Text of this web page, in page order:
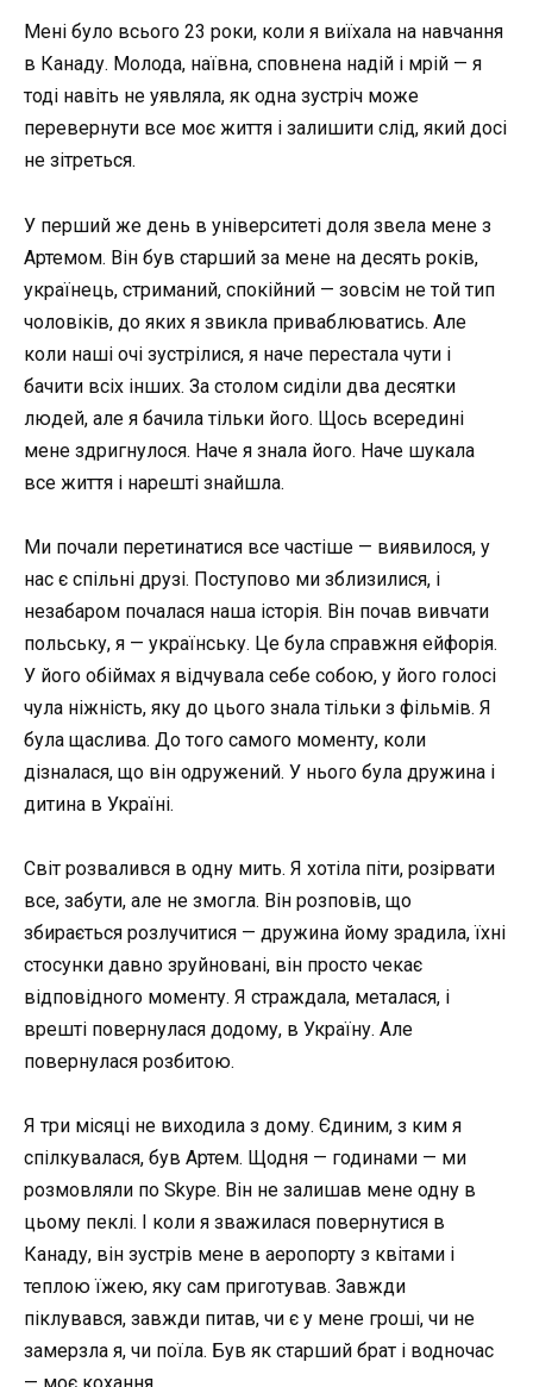
Мені було всього 23 роки, коли я виїхала на навчання
в Канаду. Молода, наївна, сповнена надій і мрій — я
тоді навіть не уявляла, як одна зустріч може
перевернути все моє життя і залишити слід, який досі
не зітреться.
У перший же день в університеті доля звела мене з
Артемом. Він був старший за мене на десять років,
українець, стриманий, спокійний — зовсім не той тип
чоловіків, до яких я звикла приваблюватись. Але
коли наші очі зустрілися, я наче перестала чути і
бачити всіх інших. За столом сиділи два десятки
людей, але я бачила тільки його. Щось всередині
мене здригнулося. Наче я знала його. Наче шукала
все життя і нарешті знайшла.
Ми почали перетинатися все частіше — виявилося, у
нас є спільні друзі. Поступово ми зблизилися, і
незабаром почалася наша історія. Він почав вивчати
польську, я — українську. Це була справжня ейфорія.
У його обіймах я відчувала себе собою, у його голосі
чула ніжність, яку до цього знала тільки з фільмів. Я
була щаслива. До того самого моменту, коли
дізналася, що він одружений. У нього була дружина і
дитина в Україні.
Світ розвалився в одну мить. Я хотіла піти, розірвати
все, забути, але не змогла. Він розповів, що
збирається розлучитися — дружина йому зрадила, їхні
стосунки давно зруйновані, він просто чекає
відповідного моменту. Я страждала, металася, і
врешті повернулася додому, в Україну. Але
повернулася розбитою.
Я три місяці не виходила з дому. Єдиним, з ким я
спілкувалася, був Артем. Щодня — годинами — ми
розмовляли по Skype. Він не залишав мене одну в
цьому пеклі. І коли я зважилася повернутися в
Канаду, він зустрів мене в аеропорту з квітами і
теплою їжею, яку сам приготував. Завжди
піклувався, завжди питав, чи є у мене гроші, чи не
замерзла я, чи поїла. Був як старший брат і водночас